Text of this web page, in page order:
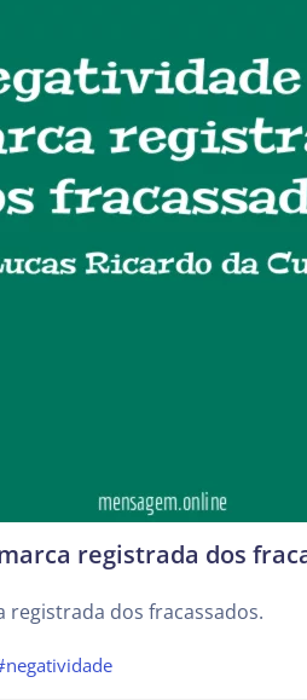
registrada dos
registrada dos fracassados.